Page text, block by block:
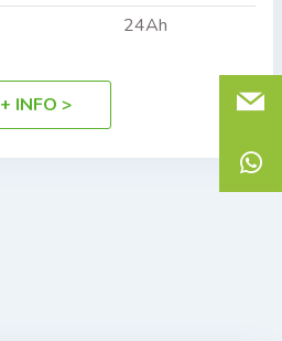
24Ah
+ INFO >